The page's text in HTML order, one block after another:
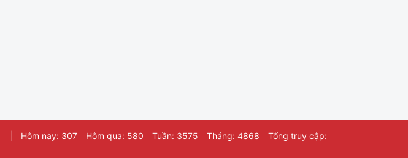
Hôm nay: 307 Hôm qua: 580 Tuần: 3575 Tháng: 4868
Tổng truy cập: